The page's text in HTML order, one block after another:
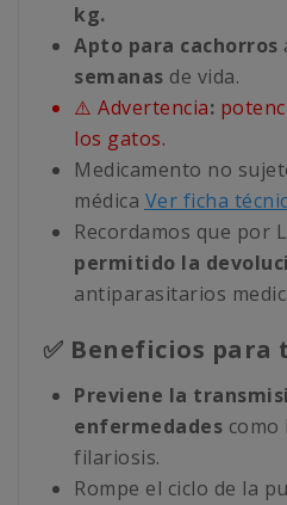
kg.
Apto para cachorros
semanas de vida.
⚠️ Advertencia:
los gatos.
Medicamento no
médica Ver ficha
Recordamos que por
permitido la
antiparasitarios
✅ Beneficios para
Previene la
enfermedades como
filariosis.
Rompe el ciclo de la